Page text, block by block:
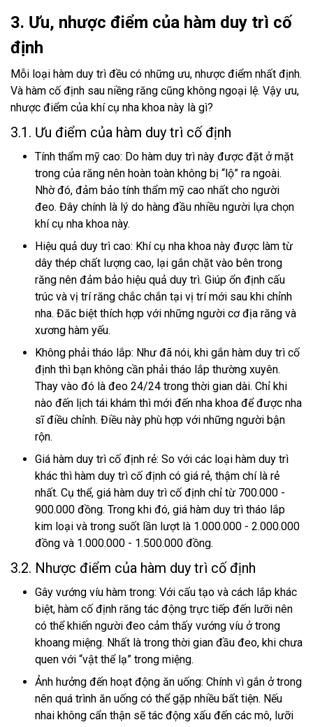
3. Ưu, nhược điểm của hàm duy trì cố
định
Mỗi loại hàm duy trì đều có những ưu, nhược điểm nhất định.
Và hàm cố định sau niềng răng cũng không ngoại lệ. Vậy ưu,
nhược điểm của khí cụ nha khoa này là gì?
3.1. Ưu điểm của hàm duy trì cố định
Tính thẩm mỹ cao: Do hàm duy trì này được đặt ở mặt
trong của răng nên hoàn toàn không bị “lộ” ra ngoài.
Nhờ đó, đảm bảo tính thẩm mỹ cao nhất cho người
đeo. Đây chính là lý do hàng đầu nhiều người lựa chọn
khí cụ nha khoa này.
Hiệu quả duy trì cao: Khí cụ nha khoa này được làm từ
dây thép chất lượng cao, lại gắn chặt vào bên trong
răng nên đảm bảo hiệu quả duy trì. Giúp ổn định cấu
trúc và vị trí răng chắc chắn tại vị trí mới sau khi chỉnh
nha. Đăc biệt thích hợp với những người cơ địa răng và
xương hàm yếu.
Không phải tháo lắp: Như đã nói, khi gắn hàm duy trì cố
định thì bạn không cần phải tháo lắp thường xuyên.
Thay vào đó là đeo 24/24 trong thời gian dài. Chỉ khi
nào đến lịch tái khám thì mới đến nha khoa để được nha
sĩ điều chỉnh. Điều này phù hợp với những người bận
rộn.
Giá hàm duy trì cố định rẻ: So với các loại hàm duy trì
khác thì hàm duy trì cố định có giá rẻ, thậm chí là rẻ
nhất. Cụ thể, giá hàm duy trì cố định chỉ từ 700.000 -
900.000 đồng. Trong khi đó, giá hàm duy trì tháo lắp
kim loại và trong suốt lần lượt là 1.000.000 - 2.000.000
đồng và 1.000.000 - 1.500.000 đồng.
3.2. Nhược điểm của hàm duy trì cố định
Gây vướng víu hàm trong: Với cấu tạo và cách lắp khác
biệt, hàm cố định răng tác động trực tiếp đến lưỡi nên
có thể khiến người đeo cảm thấy vướng víu ở trong
khoang miệng. Nhất là trong thời gian đầu đeo, khi chưa
quen với “vật thể lạ” trong miệng.
Ảnh hưởng đến hoạt động ăn uống: Chính vì gắn ở trong
nên quá trình ăn uống có thể gặp nhiều bất tiện. Nếu
nhai không cẩn thận sẽ tác động xấu đến các mô, lưỡi